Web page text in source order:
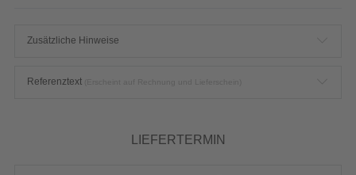
Zusätzliche Hinweise
Referenztext
LIEFERTERMIN